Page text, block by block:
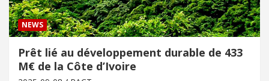
NEWS
Prêt lié au développement durable de 433
M€ de la Côte d’Ivoire